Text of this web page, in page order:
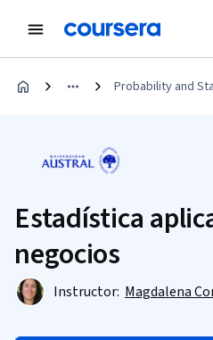
Probability and
Estadística
negocios
Instructor: Magdalena